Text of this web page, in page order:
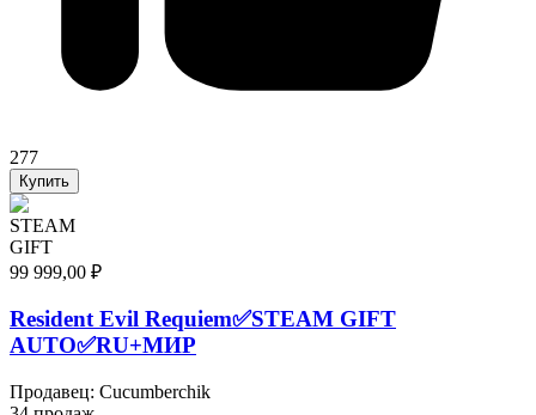
277
Купить
STEAM
GIFT
99 999,00 ₽
Resident Evil Requiem✅STEAM GIFT
AUTO✅RU+МИР
Продавец: Cucumberchik